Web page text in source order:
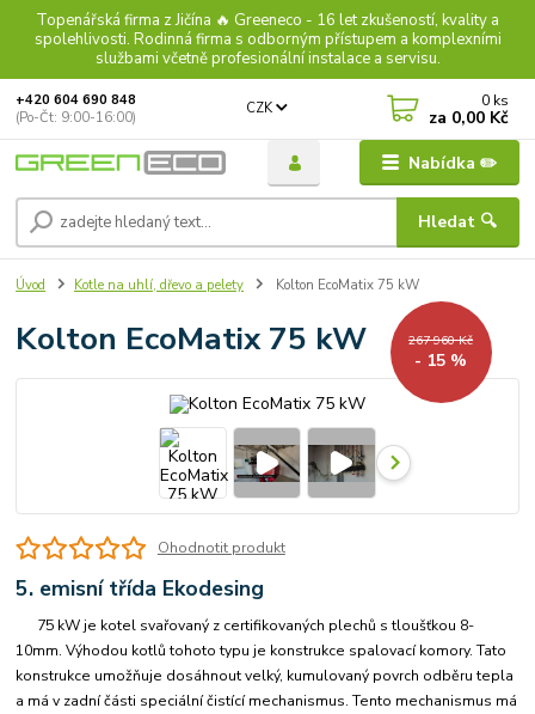
Topenářská firma z Jičína 🔥 Greeneco - 16 let zkušeností, kvality a
spolehlivosti. Rodinná firma s odborným přístupem a komplexními
službami včetně profesionální instalace a servisu.
Nabídka ✏️
CZK
Hledat 🔍
+420 604 690 848
(Po-Čt: 9:00-16:00)
0 ks
za 0,00 Kč
Úvod Kotle na uhlí, dřevo a pelety Kolton EcoMatix 75 kW
Kolton EcoMatix 75 kW 267 960 Kč
- 15 %
Ohodnotit produkt
5. emisní třída Ekodesing
75 kW je kotel svařovaný z certifikovaných plechů s tloušťkou 8-
10mm. Výhodou kotlů tohoto typu je konstrukce spalovací komory. Tato
konstrukce umožňuje dosáhnout velký, kumulovaný povrch odběru tepla
a má v zadní části speciální čistící mechanismus. Tento mechanismus má